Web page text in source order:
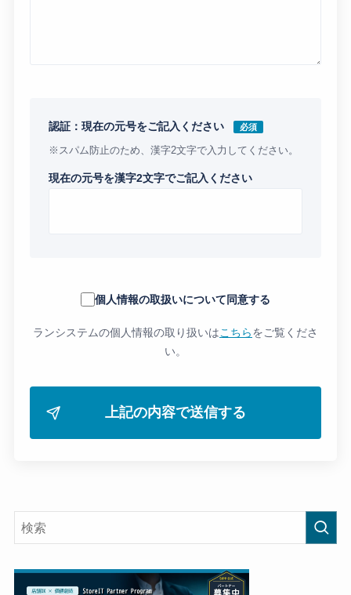
認証：現在の元号をご記入ください 必須
※スパム防止のため、漢字2文字で入力してください。
現在の元号を漢字2文字でご記入ください
個人情報の取扱いについて同意する
ランシステムの個人情報の取り扱いは こちら をご覧くださ
い。